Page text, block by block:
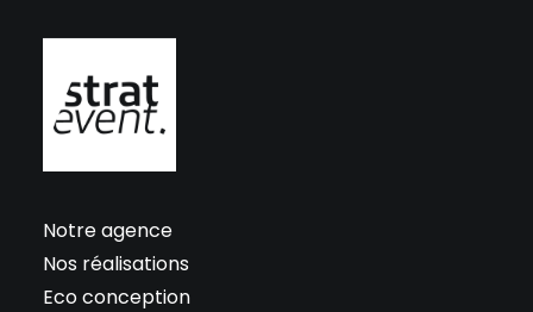
Notre agence
Nos réalisations
Eco conception